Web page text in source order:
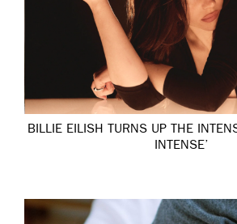
BILLIE EILISH TURNS UP THE
INTENSE’